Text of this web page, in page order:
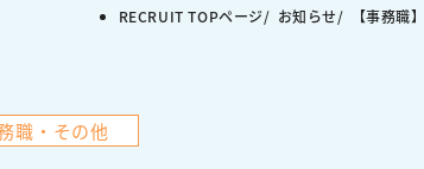
RECRUIT TOPページ お知らせ 【事務
職・その他